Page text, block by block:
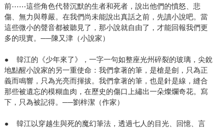
前⋯⋯這些角色代替沉默的生者和死者，說出他們的憤怒、悲
傷、無力與尊嚴。在我們尚未能說出真話之前，先讀小說吧。當
這些微小的聲音都被聽見了，那小說就自由了，才能回報我們更
多的現實。──陳又津（小說家）
● 韓江的《少年來了》，一字一句如整座光州碎裂的玻璃，尖銳
地點醒小說家的另一重使命：我們拿著的筆，是槍是劍，只為正
義而鳴響，只為光亮而揮拔。我們拿著的筆，也是針是線，縫合
那些被遺忘的模糊血肉，在歷史的傷口上繡出一朵燦爛奇花。寫
下，只為被記得。──劉梓潔（作家）
● 韓江以穿越生與死的魔幻筆法，透過七人的目光、回憶、言